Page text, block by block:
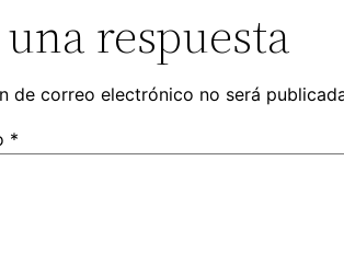
respuesta
de correo electrónico no será
*